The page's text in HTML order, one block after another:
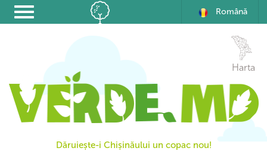
Română
Dăruiește-i Chișinăului un copac nou!
Harta